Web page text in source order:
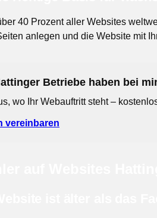
40 Prozent aller Websites
anlegen und die Website mit
Betriebe haben bei
wo Ihr Webauftritt steht –
vereinbaren